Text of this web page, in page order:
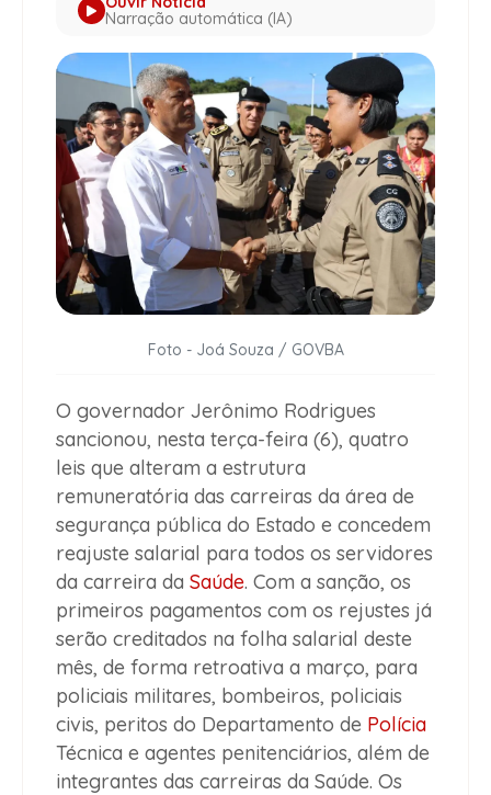
Narração automática (IA)
Foto - Joá Souza / GOVBA
O governador Jerônimo Rodrigues
sancionou, nesta terça-feira (6), quatro
leis que alteram a estrutura
remuneratória das carreiras da área de
segurança pública do Estado e concedem
reajuste salarial para todos os servidores
da carreira da Saúde. Com a sanção, os
primeiros pagamentos com os rejustes já
serão creditados na folha salarial deste
mês, de forma retroativa a março, para
policiais militares, bombeiros, policiais
civis, peritos do Departamento de Polícia
Técnica e agentes penitenciários, além de
integrantes das carreiras da Saúde. Os